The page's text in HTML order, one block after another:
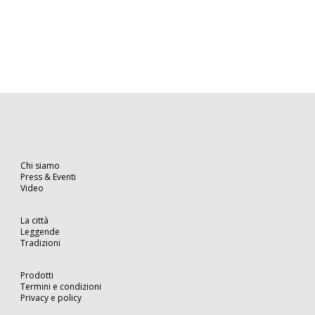
Chi siamo
Press & Eventi
Video
La città
Leggende
Tradizioni
Prodotti
Termini e condizioni
Privacy e policy